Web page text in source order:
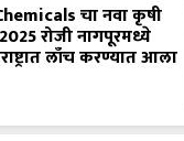
चा नवा कृषी
रोजी नागपूरमध्ये
लाँच करण्यात आला